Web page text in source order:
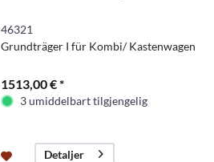
46321
Grundträger I für Kombi/ Kastenwagen
1513,00 € *
3 umiddelbart tilgjengelig
Detaljer